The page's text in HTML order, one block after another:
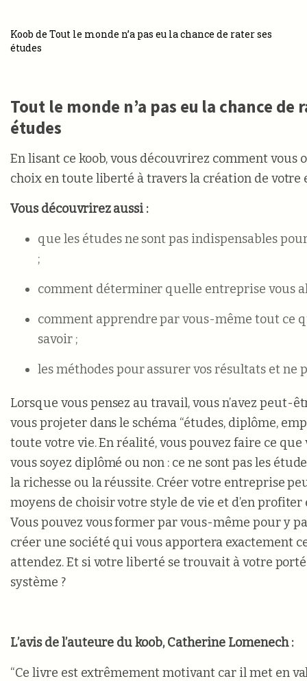
Koob de Tout le monde n’a pas eu la chance de rater ses
études
Tout le monde n’a pas eu la chance de
études
En lisant ce koob, vous découvrirez comment vous
choix en toute liberté à travers la création de votre
Vous découvrirez aussi :
que les études ne sont pas indispensables
;
comment déterminer quelle entreprise vous
comment apprendre par vous-même tout ce
savoir ;
les méthodes pour assurer vos résultats et ne
Lorsque vous pensez au travail, vous n’avez peut-
vous projeter dans le schéma “études, diplôme,
toute votre vie. En réalité, vous pouvez faire ce que
vous soyez diplômé ou non : ce ne sont pas les
la richesse ou la réussite. Créer votre entreprise
moyens de choisir votre style de vie et d’en
Vous pouvez vous former par vous-même pour y
créer une société qui vous apportera exactement
attendez. Et si votre liberté se trouvait à votre
système ?
L’avis de l’auteure du koob, Catherine Lomenech :
“Ce livre est extrêmement motivant car il met en